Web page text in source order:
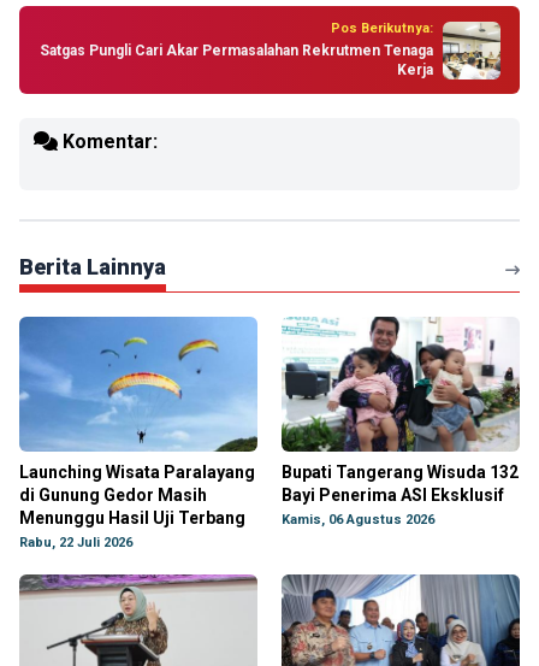
Pos Berikutnya:
Satgas Pungli Cari Akar Permasalahan Rekrutmen Tenaga
Kerja
Komentar:
Berita Lainnya
Launching Wisata Paralayang
di Gunung Gedor Masih
Menunggu Hasil Uji Terbang
Rabu, 22 Juli 2026
Bupati Tangerang Wisuda 132
Bayi Penerima ASI Eksklusif
Kamis, 06 Agustus 2026